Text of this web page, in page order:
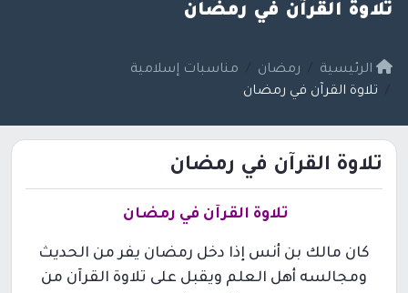
تلاوة القرآن في رمضان
الرئيسية رمضان
مناسبات إسلامية
تلاوة القرآن في رمضان
تلاوة القرآن في رمضان
تلاوة القرآن في رمضان
كان مالك بن أنس إذا دخل رمضان يفر من الحديث
ومجالسه أهل العلم ويقبل على تلاوة القرآن من